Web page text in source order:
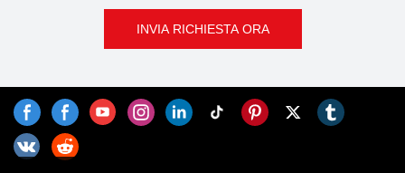
INVIA RICHIESTA ORA